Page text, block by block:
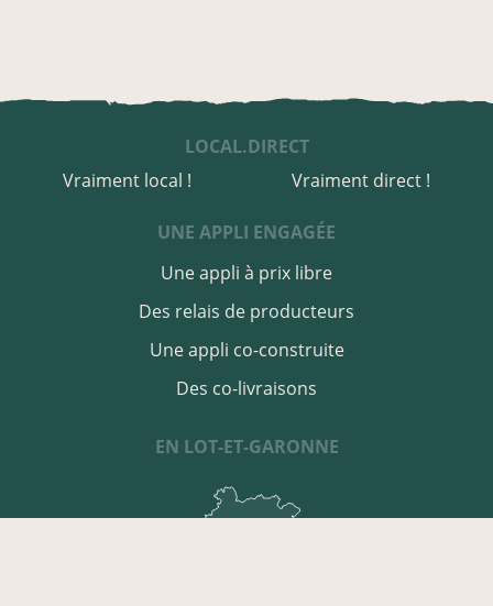
LOCAL.DIRECT
Vraiment local !
Vraiment direct !
UNE APPLI ENGAGÉE
Une appli à prix libre
Des relais de producteurs
Des co-livraisons
Une appli co-construite
EN LOT-ET-GARONNE